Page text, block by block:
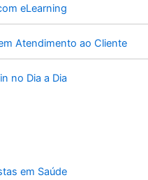
eLearning
Atendimento ao Cliente
no Dia a Dia
em Saúde